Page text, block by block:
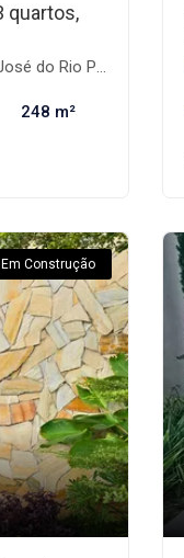
quartos,
Rio Preto-SP
248 m²
Em Construção